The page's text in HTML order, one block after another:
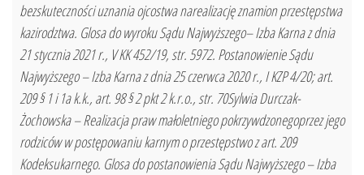
bezskuteczności uznania ojcostwa narealizację znamion przestępstwa
kazirodztwa. Glosa do wyroku Sądu Najwyższego– Izba Karna z dnia
21 stycznia 2021 r., V KK 452/19, str. 5972. Postanowienie Sądu
Najwyższego – Izba Karna z dnia 25 czerwca 2020 r., I KZP 4/20; art.
209 § 1 i 1a k.k., art. 98 § 2 pkt 2 k.r.o., str. 70Sylwia Durczak-
Żochowska – Realizacja praw małoletniego pokrzywdzonegoprzez jego
rodziców w postępowaniu karnym o przestępstwo z art. 209
Kodeksukarnego. Glosa do postanowienia Sądu Najwyższego – Izba